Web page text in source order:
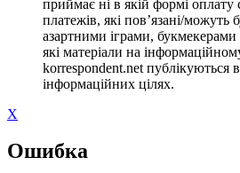
приймає ні в якій формі оплату
платежів, які пов’язані/можуть
азартними іграми, букмекерами
які матеріали на
korrespondent.net публікуються
інформаційних цілях.
X
Ошибка